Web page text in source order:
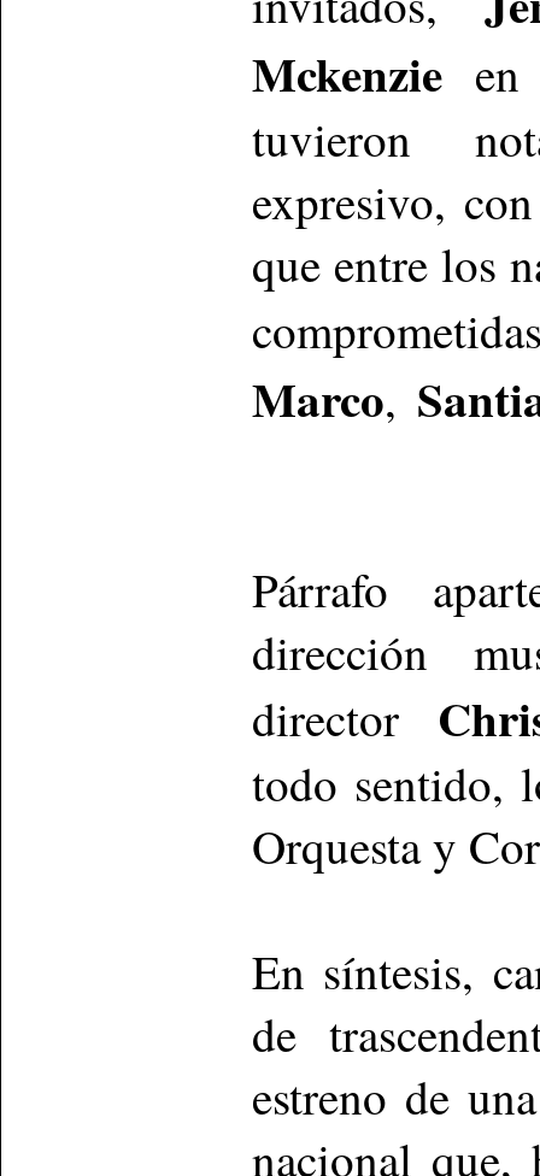
Mckenzie en
tuvieron
expresivo,
que entre los
Marco,
Párrafo
dirección
director
todo sentido,
Orquesta y
En síntesis,
de
estreno de
nacional que,